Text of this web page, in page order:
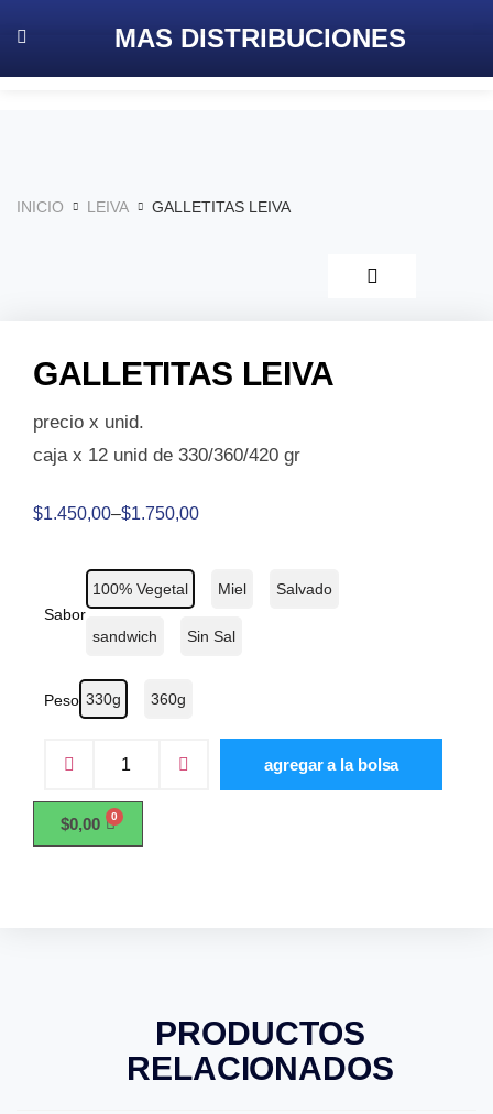
MAS DISTRIBUCIONES
INICIO LEIVA GALLETITAS LEIVA
GALLETITAS LEIVA
precio x unid.
caja x 12 unid de 330/360/420 gr
$1.450,00–$1.750,00
Sabor
100% Vegetal Miel Salvado
sandwich Sin Sal
Peso 330g 360g
agregar a la bolsa
$0,00
PRODUCTOS
RELACIONADOS